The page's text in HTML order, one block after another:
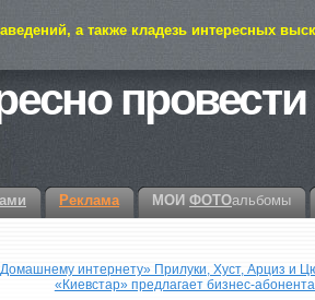
а также кладезь интересных
Реклама МОИ ФОТОальбомы
интернету» Прилуки, Хуст, Арциз и
«Киевстар» предлагает бизнес-